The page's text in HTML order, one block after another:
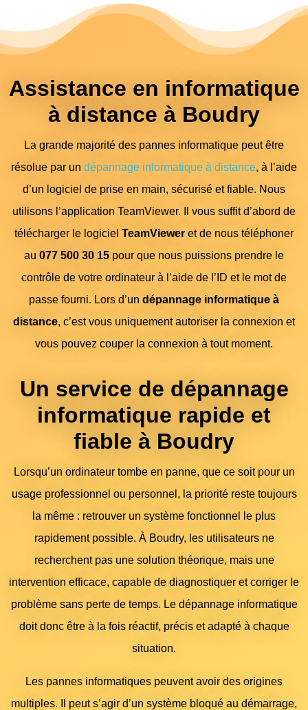
Assistance en informatique
à distance à Boudry
La grande majorité des pannes informatique peut être
résolue par un dépannage informatique à distance, à l’aide
d’un logiciel de prise en main, sécurisé et fiable. Nous
utilisons l’application TeamViewer. Il vous suffit d’abord de
télécharger le logiciel TeamViewer et de nous téléphoner
au 077 500 30 15 pour que nous puissions prendre le
contrôle de votre ordinateur à l’aide de l’ID et le mot de
passe fourni. Lors d’un dépannage informatique à
distance, c’est vous uniquement autoriser la connexion et
vous pouvez couper la connexion à tout moment.
Un service de dépannage
informatique rapide et
fiable à Boudry
Lorsqu’un ordinateur tombe en panne, que ce soit pour un
usage professionnel ou personnel, la priorité reste toujours
la même : retrouver un système fonctionnel le plus
rapidement possible. À Boudry, les utilisateurs ne
recherchent pas une solution théorique, mais une
intervention efficace, capable de diagnostiquer et corriger le
problème sans perte de temps. Le dépannage informatique
doit donc être à la fois réactif, précis et adapté à chaque
situation.
Les pannes informatiques peuvent avoir des origines
multiples. Il peut s’agir d’un système bloqué au démarrage,